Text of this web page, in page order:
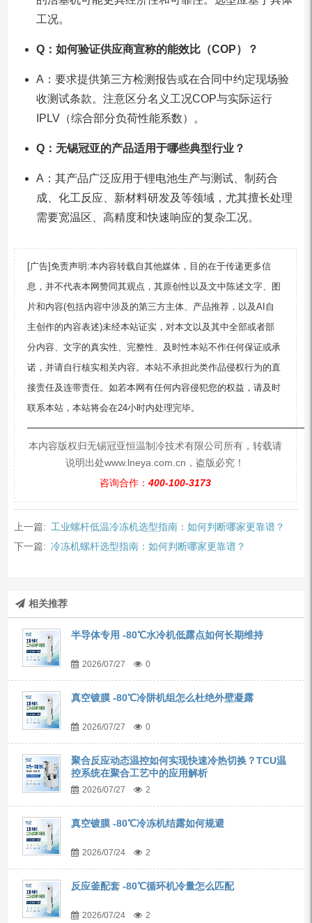
工况。
Q：如何验证供应商宣称的能效比（COP）？
A：要求提供第三方检测报告或在合同中约定现场验
收测试条款。注意区分名义工况COP与实际运行
IPLV（综合部分负荷性能系数）。
Q：无锡冠亚的产品适用于哪些典型行业？
A：其产品广泛应用于锂电池生产与测试、制药合
成、化工反应、新材料研发及等领域，尤其擅长处理
需要宽温区、高精度和快速响应的复杂工况。
[广告]免责声明:本内容转载自其他媒体，目的在于传递更多信
息，并不代表本网赞同其观点，其原创性以及文中陈述文字、图
片和内容(包括内容中涉及的第三方主体、产品推荐，以及AI自
主创作的内容表述)未经本站证实，对本文以及其中全部或者部
分内容、文字的真实性、完整性、及时性本站不作任何保证或承
诺，并请自行核实相关内容。本站不承担此类作品侵权行为的直
接责任及连带责任。如若本网有任何内容侵犯您的权益，请及时
联系本站，本站将会在24小时内处理完毕。
本内容版权归无锡冠亚恒温制冷技术有限公司所有，转载请
说明出处www.lneya.com.cn，盗版必究！
咨询合作： 400-100-3173
上一篇: 工业螺杆低温冷冻机选型指南：如何判断哪家更靠谱？
下一篇: 冷冻机螺杆选型指南：如何判断哪家更靠谱？
相关推荐
半导体专用 -80℃水冷机低露点如何长期维持
2026/07/27 0
真空镀膜 -80℃冷阱机组怎么杜绝外壁凝露
2026/07/27 0
聚合反应动态温控如何实现快速冷热切换？TCU温
控系统在聚合工艺中的应用解析
2026/07/27 2
真空镀膜 -80℃冷冻机结露如何规避
2026/07/24 2
反应釜配套 -80℃循环机冷量怎么匹配
2026/07/24 2